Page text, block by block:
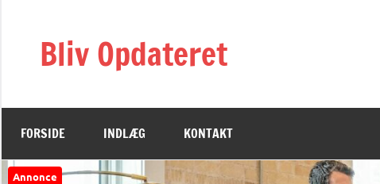
Bliv Opdateret
FORSIDE INDLÆG KONTAKT
Annonce